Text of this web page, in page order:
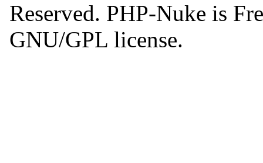
Reserved. PHP-Nuke is
GNU/GPL license.